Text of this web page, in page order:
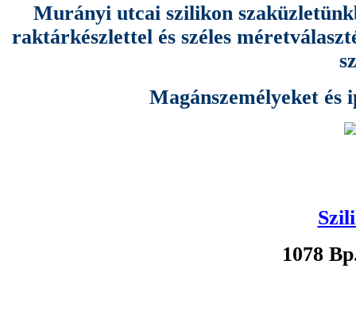
Murányi utcai szilikon
raktárkészlettel és széles
Magánszemélyeket és
1078